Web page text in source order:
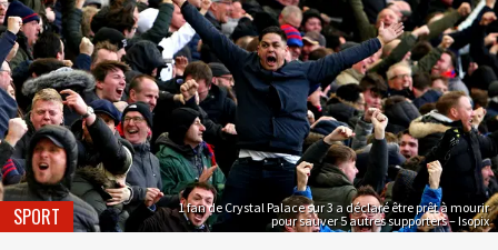
1 fan de Crystal Palace sur 3 a déclaré être prêt à mourir
pour sauver 5 autres supporters – Isopix
SPORT